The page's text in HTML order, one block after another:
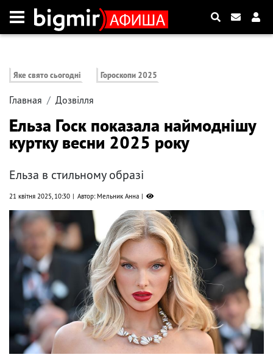
Яке свято сьогодні Гороскопи 2025
Главная Дозвілля
Ельза Госк показала наймоднішу
куртку весни 2025 року
Ельза в стильному образі
21 квітня 2025, 10:30 Автор: Мельник Анна